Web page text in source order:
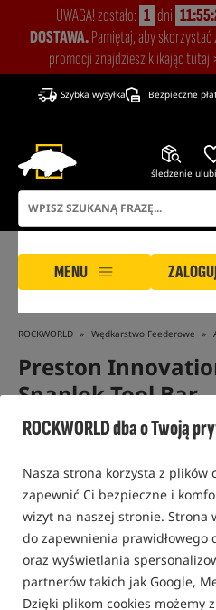
ROCKWORLD dba o Twoją
Nasza strona korzysta z plików
zapewnić Ci bezpieczne i
wizyt na naszej stronie. Strona
do zapewnienia prawidłowego
oraz wyświetlania
partnerów takich jak Google,
Dzięki plikom cookies możemy
UWAGA! zostało: 1 dni
DOSTAWA.Pamiętaj, aby
promocji znajdziesz klikając tutaj
Szybka wysyłka Bezpieczne
śledzenie
MENU
ROCKWORLD Wędkarstwo Feederowe
Preston
Snaplok Tool Bar
Belka do mocowania siatek
Promocja